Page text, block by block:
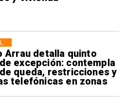
Arrau detalla quinto
excepción: contempla
queda, restricciones y
telefónicas en zonas